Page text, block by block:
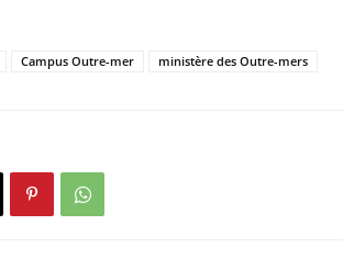
Campus Outre-mer ministère des Outre-mers